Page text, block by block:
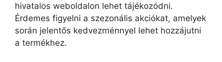
hivatalos weboldalon lehet tájékozódni.
Érdemes figyelni a szezonális akciókat, amelyek
során jelentős kedvezménnyel lehet hozzájutni
a termékhez.